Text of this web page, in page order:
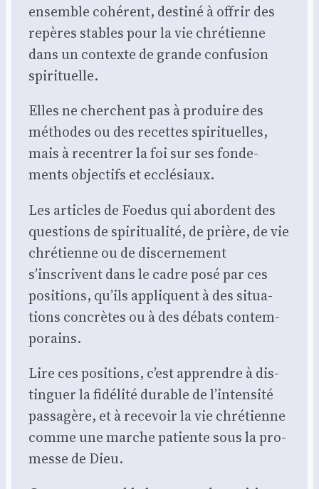
ensemble cohé­rent, des­ti­né à offrir des
repères stables pour la vie chré­tienne
dans un contexte de grande confu­sion
spi­ri­tuelle.
Elles ne cherchent pas à pro­duire des
méthodes ou des recettes spi­ri­tuelles,
mais à recen­trer la foi sur ses fon­de­
ments objec­tifs et ecclé­siaux.
Les articles de Foe­dus qui abordent des
ques­tions de spi­ri­tua­li­té, de prière, de vie
chré­tienne ou de dis­cer­ne­ment
s’inscrivent dans le cadre posé par ces
posi­tions, qu’ils appliquent à des situa­
tions concrètes ou à des débats contem­
po­rains.
Lire ces posi­tions, c’est apprendre à dis­
tin­guer la fidé­li­té durable de l’intensité
pas­sa­gère, et à rece­voir la vie chré­tienne
comme une marche patiente sous la pro­
messe de Dieu.